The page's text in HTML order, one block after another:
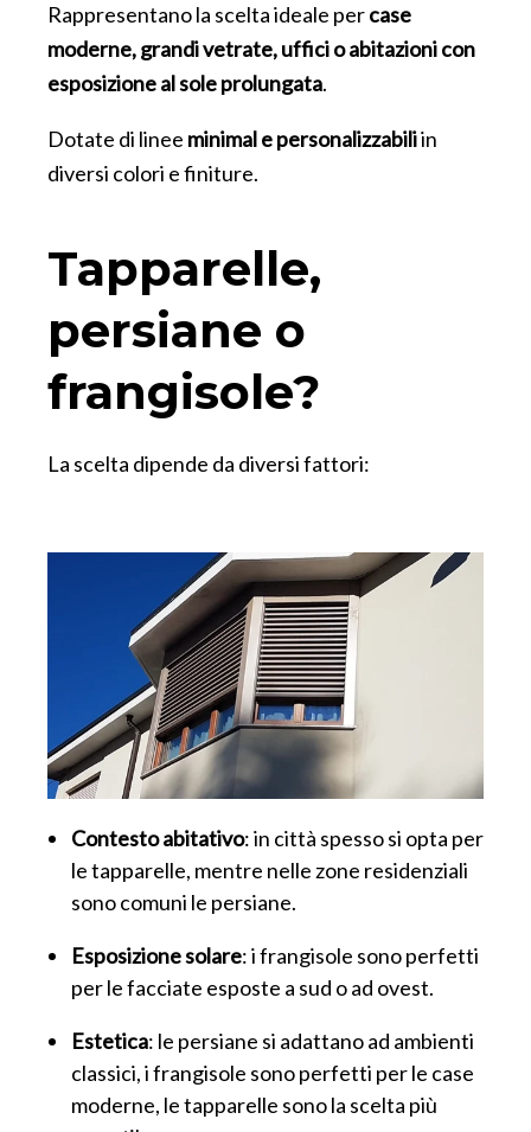
Rappresentano la scelta ideale percase
moderne, grandi vetrate, uffici o abitazioni con
esposizione al sole prolungata.
Dotate di linee minimal e personalizzabiliin
diversi colori e finiture.
Tapparelle,
persiane o
frangisole?
La scelta dipende da diversi fattori:
Contesto abitativo: in città spesso si opta per
le tapparelle, mentre nelle zone residenziali
sono comuni le persiane.
Esposizione solare: i frangisole sono perfetti
per le facciate esposte a sud o ad ovest.
Estetica: le persiane si adattano ad ambienti
classici, i frangisole sono perfetti per le case
moderne, le tapparelle sono la scelta più